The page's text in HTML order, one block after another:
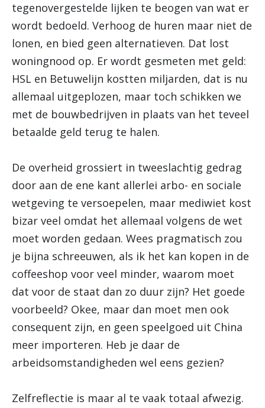
tegenovergestelde lijken te beogen van wat er
wordt bedoeld. Verhoog de huren maar niet de
lonen, en bied geen alternatieven. Dat lost
woningnood op. Er wordt gesmeten met geld:
HSL en Betuwelijn kostten miljarden, dat is nu
allemaal uitgeplozen, maar toch schikken we
met de bouwbedrijven in plaats van het teveel
betaalde geld terug te halen.
De overheid grossiert in tweeslachtig gedrag
door aan de ene kant allerlei arbo- en sociale
wetgeving te versoepelen, maar mediwiet kost
bizar veel omdat het allemaal volgens de wet
moet worden gedaan. Wees pragmatisch zou
je bijna schreeuwen, als ik het kan kopen in de
coffeeshop voor veel minder, waarom moet
dat voor de staat dan zo duur zijn? Het goede
voorbeeld? Okee, maar dan moet men ook
consequent zijn, en geen speelgoed uit China
meer importeren. Heb je daar de
arbeidsomstandigheden wel eens gezien?
Zelfreflectie is maar al te vaak totaal afwezig.